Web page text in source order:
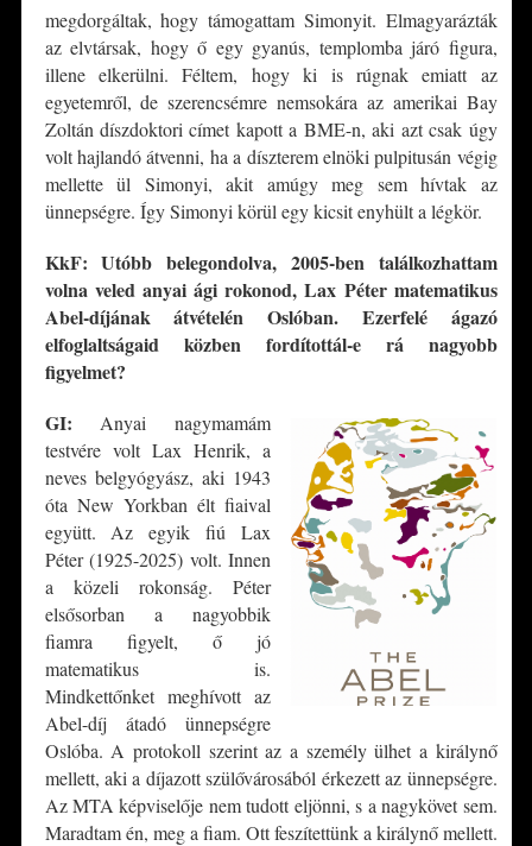
megdorgáltak, hogy támogattam Simonyit. Elmagyarázták
az elvtársak, hogy ő egy gyanús, templomba járó figura,
illene elkerülni. Féltem, hogy ki is rúgnak emiatt az
egyetemről, de szerencsémre nemsokára az amerikai Bay
Zoltán díszdoktori címet kapott a BME-n, aki azt csak úgy
volt hajlandó átvenni, ha a díszterem elnöki pulpitusán végig
mellette ül Simonyi, akit amúgy meg sem hívtak az
ünnepségre. Így Simonyi körül egy kicsit enyhült a légkör.
KkF: Utóbb belegondolva, 2005-ben találkozhattam
volna veled anyai ági rokonod, Lax Péter matematikus
Abel-díjának átvételén Oslóban. Ezerfelé ágazó
elfoglaltságaid közben fordítottál-e rá nagyobb
figyelmet?
GI: Anyai nagymamám
testvére volt Lax Henrik, a
neves belgyógyász, aki 1943
óta New Yorkban élt fiaival
együtt. Az egyik fiú Lax
Péter (1925-2025) volt. Innen
a közeli rokonság. Péter
elsősorban a nagyobbik
fiamra figyelt, ő jó
matematikus is.
Mindkettőnket meghívott az
Abel-díj átadó ünnepségre
Oslóba. A protokoll szerint az a személy ülhet a királynő
mellett, aki a díjazott szülővárosából érkezett az ünnepségre.
Az MTA képviselője nem tudott eljönni, s a nagykövet sem.
Maradtam én, meg a fiam. Ott feszítettünk a királynő mellett.